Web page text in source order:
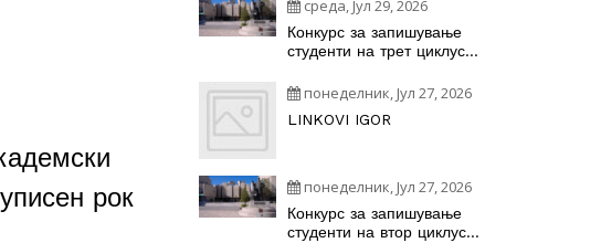
рок
среда, Јул 29, 2026
Конкурс за запишување
студенти на трет циклус
докторски студии на
студиските програми
понеделник, Јул 27, 2026
LINKOVI IGOR
понеделник, Јул 27, 2026
Конкурс за запишување
студенти на втор циклус